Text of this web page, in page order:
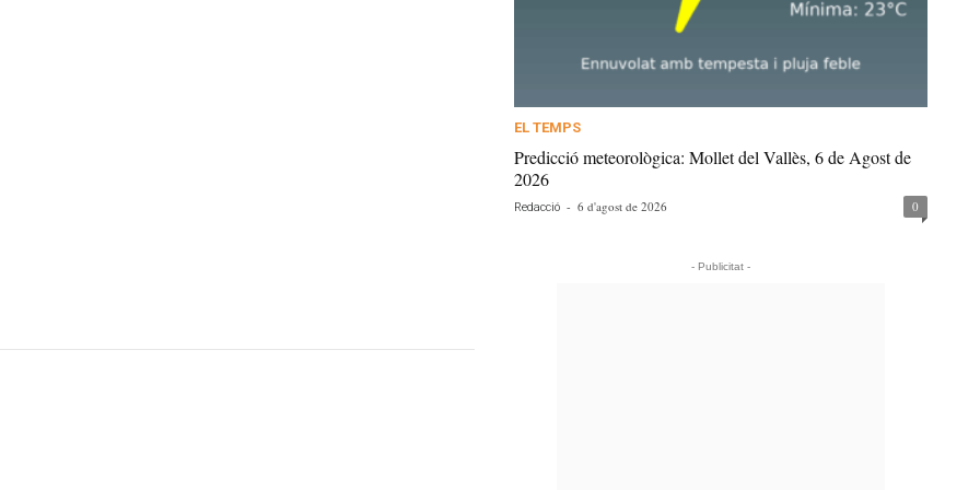
EL TEMPS
Predicció meteorològica: Mollet del Vallès, 6 de Agost de
2026
Redacció - 6 d'agost de 2026 0
- Publicitat -